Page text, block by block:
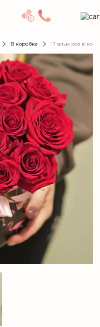
В коробке 17 алых роз в